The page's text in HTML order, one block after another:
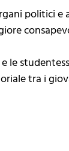
politici
le
tra i